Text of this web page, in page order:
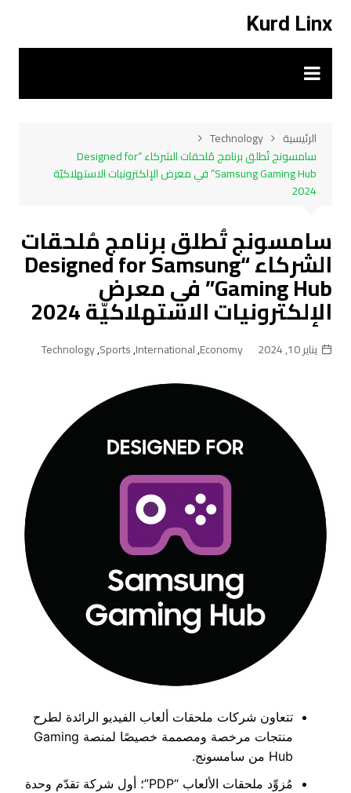
المحتوى
Kurd Linx
الرئيسية
Technology
سامسونج تُطلق برنامج مُلحقات الشركاء “Designed for
Samsung Gaming Hub” في معرض الإلكترونيات الاستهلاكيّة
2024
سامسونج تُطلق برنامج مُلحقات
الشركاء “Designed for Samsung
Gaming Hub” في معرض
الإلكترونيات الاستهلاكيّة 2024
يناير 10, 2024 Economy
,
International
,
Sports
,
Technology
تتعاون شركات ملحقات ألعاب الفيديو الرائدة لطرح
منتجات مرخصة ومصممة خصيصًا لمنصة Gaming
Hub من سامسونج.
مُزوِّد ملحقات الألعاب “PDP”؛ أول شركة تقدّم وحدة